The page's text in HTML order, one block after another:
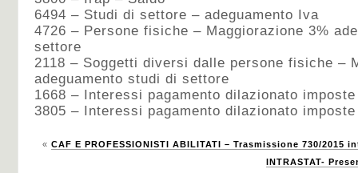
6494 – Studi di settore – adeguamento Iva
4726 – Persone fisiche – Maggiorazione 3%
settore
2118 – Soggetti diversi dalle persone fisiche –
adeguamento studi di settore
1668 – Interessi pagamento dilazionato
3805 – Interessi pagamento dilazionato
« CAF E PROFESSIONISTI ABILITATI – Trasmissione 730/2015
INTRASTAT-